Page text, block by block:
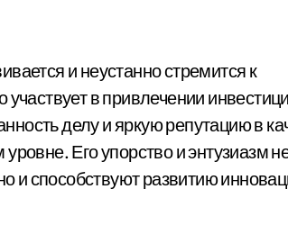
и неустанно стремится к
в привлечении
делу и яркую репутацию в
Его упорство и энтузиазм
и способствуют развитию